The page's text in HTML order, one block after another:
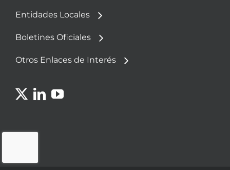
Entidades Locales
Boletines Oficiales
Otros Enlaces de Interés